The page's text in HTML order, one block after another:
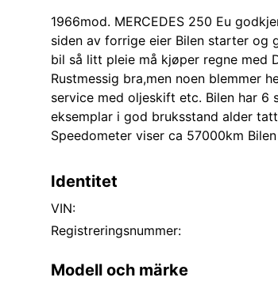
1966mod. MERCEDES 250 Eu
siden av forrige eier Bilen starter og
bil så litt pleie må kjøper regne med
Rustmessig bra,men noen blemmer
service med oljeskift etc. Bilen har
eksemplar i god bruksstand alder
Speedometer viser ca 57000km
Identitet
VIN:
Registreringsnummer:
Modell och märke